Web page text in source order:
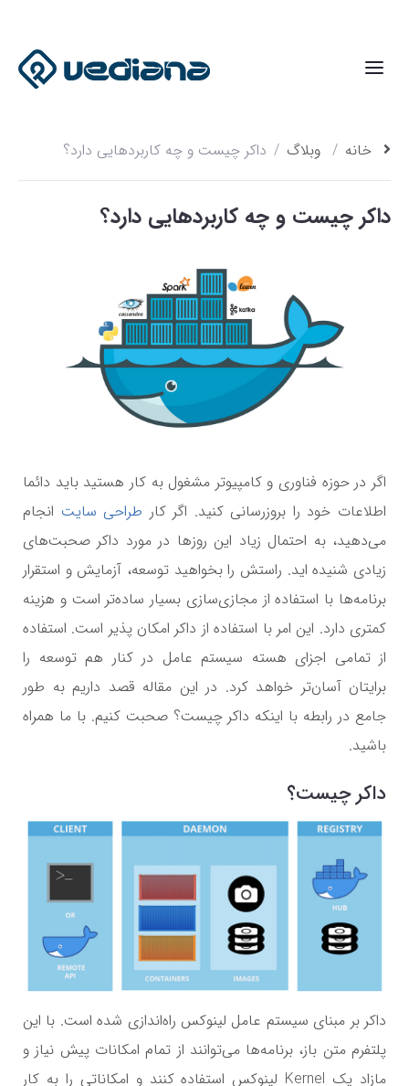
خانه وبلاگ داکر چیست و چه کاربردهایی دارد؟
داکر چیست و چه کاربردهایی دارد؟
اگر در حوزه فناوری و کامپیوتر مشغول به کار هستید باید دائما
اطلاعات خود را بروزرسانی کنید. اگر کار طراحی سایت انجام
می‌دهید، به احتمال زیاد این روزها در مورد داکر صحبت‌های
زیادی شنیده ‌اید. راستش را بخواهید توسعه، آزمایش و استقرار
برنامه‌ها با استفاده از مجازی‌سازی بسیار ساده‌تر است و هزینه
کمتری دارد. این امر با استفاده از داکر امکان پذیر است. استفاده
از تمامی اجزای هسته سیستم عامل در کنار هم توسعه را
برایتان آسان‌تر خواهد کرد. در این مقاله قصد داریم به طور
جامع در رابطه با اینکه داکر چیست؟ صحبت کنیم. با ما همراه
باشید.
داکر چیست؟
داکر بر مبنای سیستم عامل لینوکس راه‌اندازی شده است. با این
پلتفرم متن باز، برنامه‌ها می‌توانند از تمام امکانات پیش نیاز و
مازاد یک Kernel لینوکس استفاده کنند و امکاناتی را به کار